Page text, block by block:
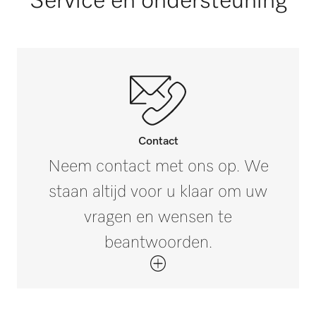
Contact
Neem contact met ons op. We
staan altijd voor u klaar om uw
vragen en wensen te
beantwoorden.